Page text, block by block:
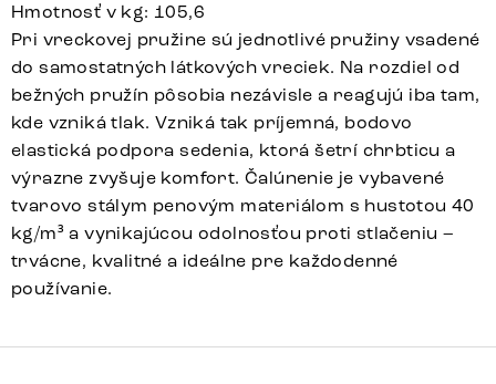
Hmotnosť v kg: 105,6
Pri vreckovej pružine sú jednotlivé pružiny vsadené
do samostatných látkových vreciek. Na rozdiel od
bežných pružín pôsobia nezávisle a reagujú iba tam,
kde vzniká tlak. Vzniká tak príjemná, bodovo
elastická podpora sedenia, ktorá šetrí chrbticu a
výrazne zvyšuje komfort. Čalúnenie je vybavené
tvarovo stálym penovým materiálom s hustotou 40
kg/m³ a vynikajúcou odolnosťou proti stlačeniu –
trvácne, kvalitné a ideálne pre každodenné
používanie.